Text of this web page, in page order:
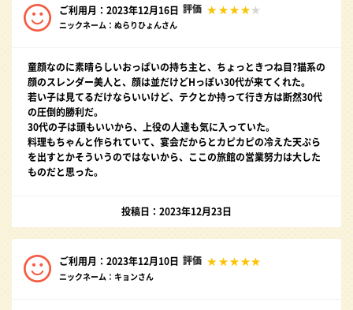
ご利用月：2023年12月16日 評価
ニックネーム：ぬらりひょんさん
童顔なのに素晴らしいおっぱいの持ち主と、ちょっときつね目?猫系の
顔のスレンダー美人と、顔は並だけどHっぽい30代が来てくれた。
若い子は見てるだけならいいけど、テクとか持って行き方は断然30代
の圧倒的勝利だ。
30代の子は頭もいいから、上役の人達も気に入っていた。
料理もちゃんと作られていて、宴会だからとカピカピの冷えた天ぷら
を出すとかそういうのではないから、ここの旅館の営業努力は大した
ものだと思った。
投稿日：2023年12月23日
ご利用月：2023年12月10日 評価
ニックネーム：キョンさん